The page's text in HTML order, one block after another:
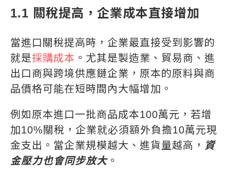
1.1 關稅提高，企業成本直接增加
當進口關稅提高時，企業最直接受到影響的
就是採購成本 。尤其是製造業、貿易商、進
出口商與跨境供應鏈企業，原本的原料與商
品價格可能在短時間內大幅增加。
例如原本進口一批商品成本100萬元，若增
加10%關稅，企業就必須額外負擔10萬元現
金支出。當企業規模越大、進貨量越高， 資
金壓力也會同步放大。